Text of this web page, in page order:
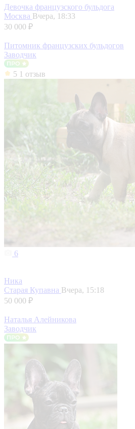
Девочка французского бульдога
Москва Вчера, 18:33
30 000 ₽
Питомник французских бульдогов
Заводчик
5 1 отзыв
6
Ника
Старая Купавна Вчера, 15:18
50 000 ₽
Наталья Алейникова
Заводчик